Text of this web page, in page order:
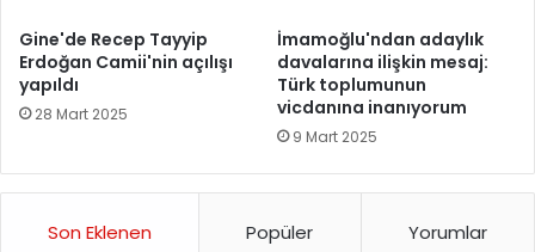
Gine'de Recep Tayyip
Erdoğan Camii'nin açılışı
yapıldı
28 Mart 2025
İmamoğlu'ndan adaylık
davalarına ilişkin mesaj:
Türk toplumunun
vicdanına inanıyorum
9 Mart 2025
Son Eklenen Popüler Yorumlar